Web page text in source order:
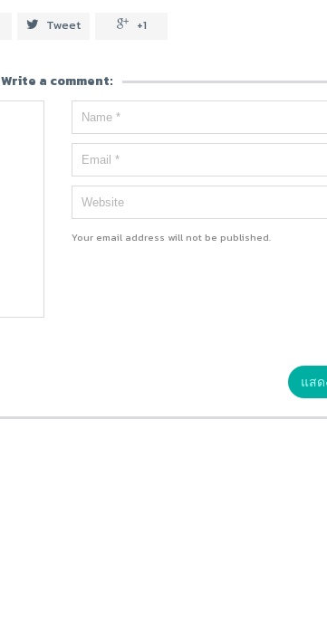
 Tweet  +1
Write a comment:
Your email address will not be published.